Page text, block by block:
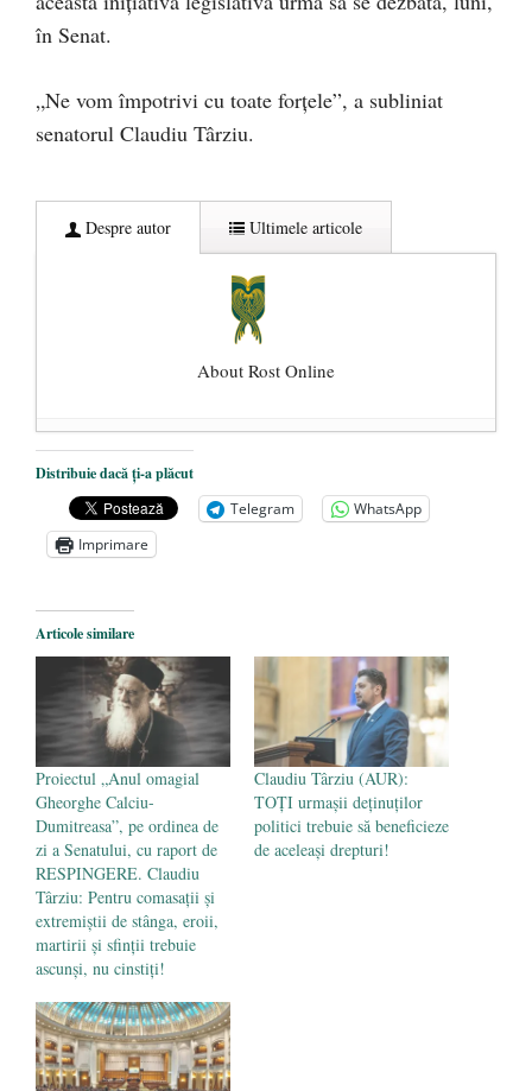
în Senat.
„Ne vom împotrivi cu toate forțele”, a subliniat
senatorul Claudiu Târziu.
Despre autor Ultimele articole
About Rost Online
Dezvăluiri cutremurătoare despre
președintele Ucrainei, Volodymyr
Zelensky
- 13 mai 2026
Statul care servește Națiunea
Legea Vexler produce efecte. Bustul
poetului Octavian Goga, înlăturat din Iași
- 16 aprilie 2026
Distribuie dacă ți-a plăcut
Telegram
WhatsApp
Imprimare
Articole similare
Proiectul „Anul omagial
Gheorghe Calciu-
Dumitreasa”, pe ordinea de
zi a Senatului, cu raport de
RESPINGERE. Claudiu
Târziu: Pentru comasații și
extremiștii de stânga, eroii,
martirii și sfinții trebuie
ascunși, nu cinstiți!
Claudiu Târziu (AUR):
TOȚI urmașii deținuților
politici trebuie să beneficieze
de aceleași drepturi!